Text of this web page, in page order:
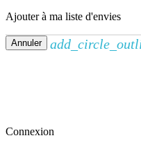
Ajouter à ma liste d'envies
Annuler
Connexion